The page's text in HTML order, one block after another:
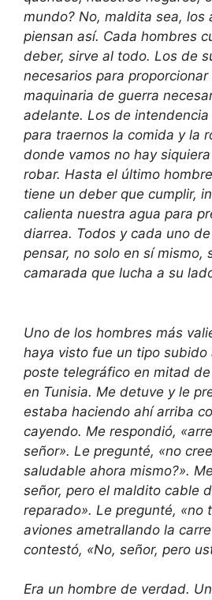
mundo? No, maldita sea, los
piensan así. Cada hombres
deber, sirve al todo. Los de
necesarios para
maquinaria de guerra
adelante. Los de
para traernos la comida y la
donde vamos no hay
robar. Hasta el último
tiene un deber que cumplir,
calienta nuestra agua para
diarrea. Todos y cada uno
pensar, no solo en sí mismo,
camarada que lucha a su
Uno de los hombres más
haya visto fue un tipo subido
poste telegráfico en mitad
en Tunisia. Me detuve y le
estaba haciendo ahí arriba
cayendo. Me respondió,
señor». Le pregunté, «no
saludable ahora mismo?».
señor, pero el maldito cable
reparado». Le pregunté, «no
aviones ametrallando la
contestó, «No, señor, pero
Era un hombre de verdad.